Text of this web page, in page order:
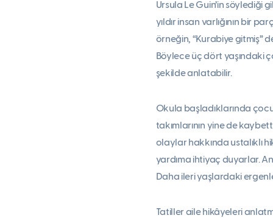
Ursula Le Guin’in söylediği
yıldır insan varlığının bir
örneğin, “Kurabiye gitmiş”
Böylece üç dört yaşındaki
şekilde anlatabilir.
Okula başladıklarında
takımlarının yine de
olaylar hakkında ustalıklı
yardıma ihtiyaç duyarlar.
Daha ileri yaşlardaki
Tatiller aile hikâyeleri